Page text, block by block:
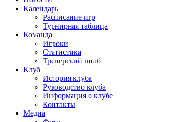
Календарь
Расписание игр
Турнирная таблица
Команда
Игроки
Статистика
Тренерский штаб
Клуб
История клуба
Руководство клуба
Информация о клубе
Контакты
Медиа